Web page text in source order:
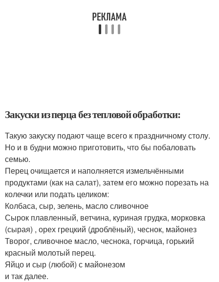
Закуски из перца без тепловой обработки:
Такую закуску подают чаще всего к праздничному столу.
Но и в будни можно приготовить, что бы побаловать
семью.
Перец очищается и наполняется измельчёнными
продуктами (как на салат), затем его можно порезать на
колечки или подать целиком:
Колбаса, сыр, зелень, масло сливочное
Сырок плавленный, ветчина, куриная грудка, морковка
(сырая) , орех грецкий (дроблёный), чеснок, майонез
Творог, сливочное масло, чеснока, горчица, горький
красный молотый перец.
Яйцо и сыр (любой) с майонезом
и так далее.